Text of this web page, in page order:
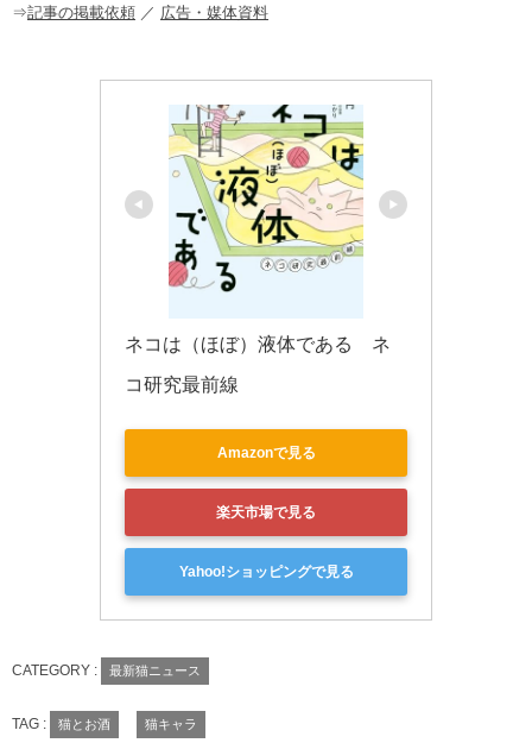
o
⇒記事の掲載依頼 ／ 広告・媒体資料
ネコは（ほぼ）液体である　ネ
コ研究最前線
Amazonで見る
楽天市場で見る
Yahoo!ショッピングで見る
CATEGORY : 最新猫ニュース
TAG : 猫とお酒 猫キャラ